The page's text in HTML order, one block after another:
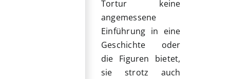
Tortur keine
angemessene
Einführung in eine
Geschichte oder
die Figuren bietet,
sie strotz auch